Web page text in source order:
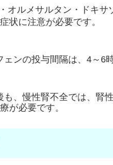
オルメサルタン・ドキサ
状に注意が必要です。
ンの投与間隔は、4～6
も、慢性腎不全では、腎
が必要です。